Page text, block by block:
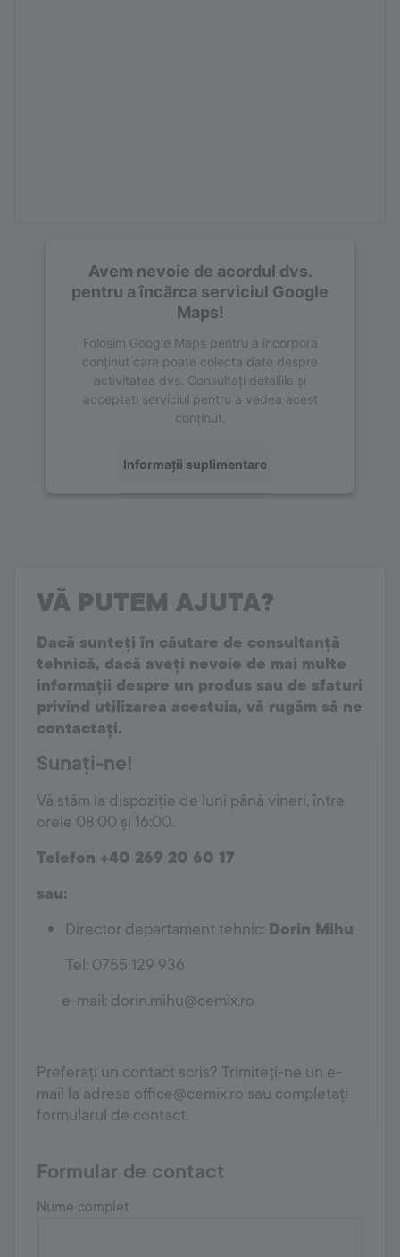
Avem nevoie de acordul dvs.
pentru a încărca serviciul Google
Maps!
Folosim Google Maps pentru a încorpora
conținut care poate colecta date despre
activitatea dvs. Consultați detaliile și
acceptați serviciul pentru a vedea acest
conținut.
Informații suplimentare
VĂ PUTEM AJUTA?
Dacă sunteți în căutare de consultanță
tehnică, dacă aveți nevoie de mai multe
informații despre un produs sau de sfaturi
privind utilizarea acestuia, vă rugăm să ne
contactați.
Sunați-ne!
Vă stăm la dispoziție de luni până vineri, între
orele 08:00 și 16:00.
Telefon +40 269 20 60 17
sau:
Director departament tehnic: Dorin Mihu
Tel: 0755 129 936
e-mail: dorin.mihu@cemix.ro
Preferați un contact scris? Trimiteți-ne un e-
mail la adresa office@cemix.ro sau completați
formularul de contact.
Formular de contact
Nume complet